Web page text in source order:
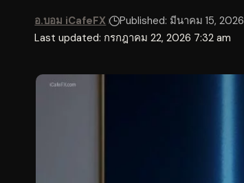
Last updated: กรกฎาคม 22, 2026 7:32 am
อ.บอม iCafeFX Published: มีนาคม 15, 2026